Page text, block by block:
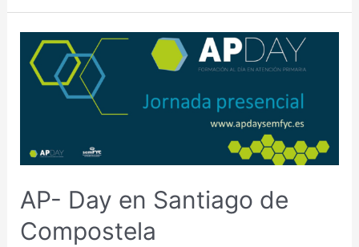
AP- Day en Santiago de
Compostela
AP-
DAY
SANTIAGO
COMPOSTELA